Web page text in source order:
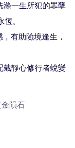
滌一生所犯的罪孽
。
有助險境逢生，
戴靜心修行者蛻變
隕石